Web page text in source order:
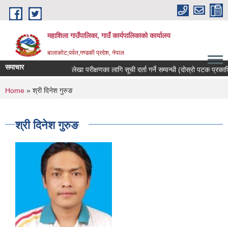
Skip to main content
महाशिला गाउँपालिका, गाउँ कार्यपालिकाको कार्यालय
बालाकोट,पर्वत,गण्डकी प्रदेश, नेपाल
समाचार लेखा परीक्षणका लागि सूची दर्ता गर्ने सम्वन्धी (दोस्रो पटक
You are here
Home » श्री दिनेश गुरुङ
श्री दिनेश गुरुङ